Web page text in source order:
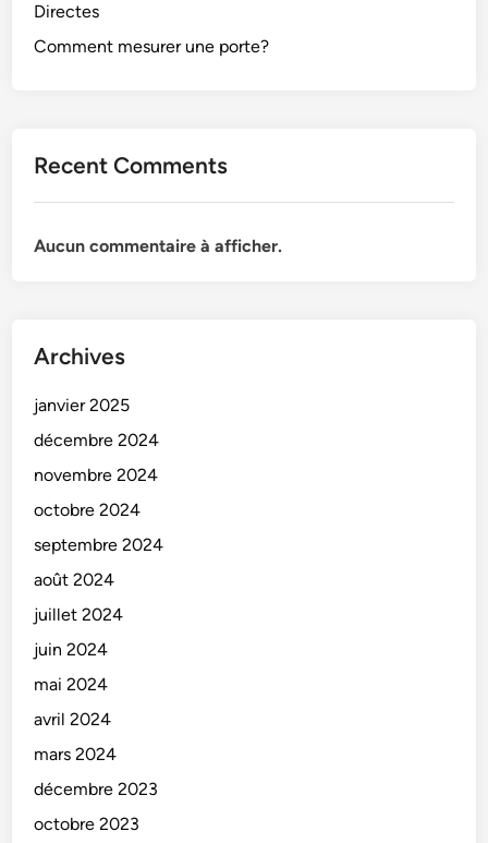
Directes
Comment mesurer une porte?
Recent Comments
Aucun commentaire à afficher.
Archives
janvier 2025
décembre 2024
novembre 2024
octobre 2024
septembre 2024
août 2024
juillet 2024
juin 2024
mai 2024
avril 2024
mars 2024
décembre 2023
octobre 2023